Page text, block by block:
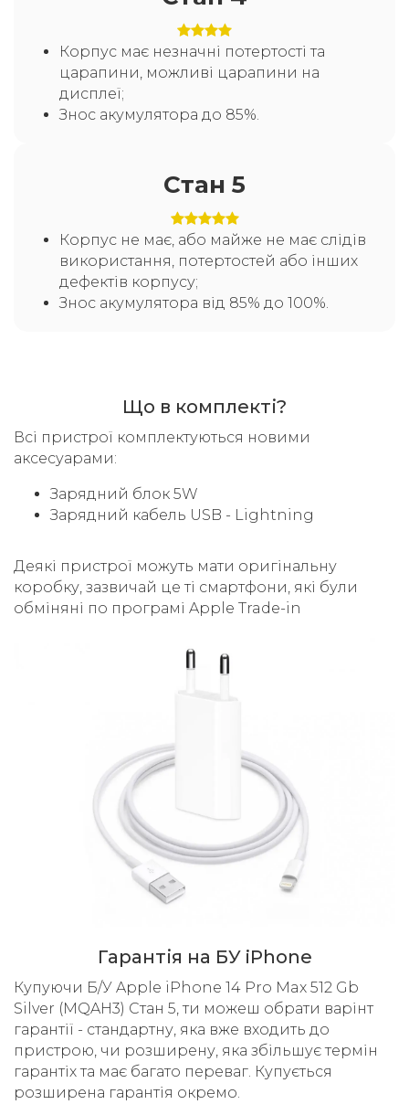
Корпус має незначні потертості та
царапини, можливі царапини на
дисплеї;
Знос акумулятора до 85%.
Стан 5
Корпус не має, або майже не має слідів
використання, потертостей або інших
дефектів корпусу;
Знос акумулятора від 85% до 100%.
Що в комплекті?
Всі пристрої комплектуються новими
аксесуарами:
Зарядний блок 5W
Зарядний кабель USB - Lightning
Деякі пристрої можуть мати оригінальну
коробку, зазвичай це ті смартфони, які були
обміняні по програмі Apple Trade-in
Гарантія на БУ iPhone
Купуючи Б/У Apple iPhone 14 Pro Max 512 Gb
Silver (MQAH3) Стан 5, ти можеш обрати варінт
гарантії - стандартну, яка вже входить до
пристрою, чи розширену, яка збільшує термін
гарантіх та має багато переваг. Купується
розширена гарантія окремо.